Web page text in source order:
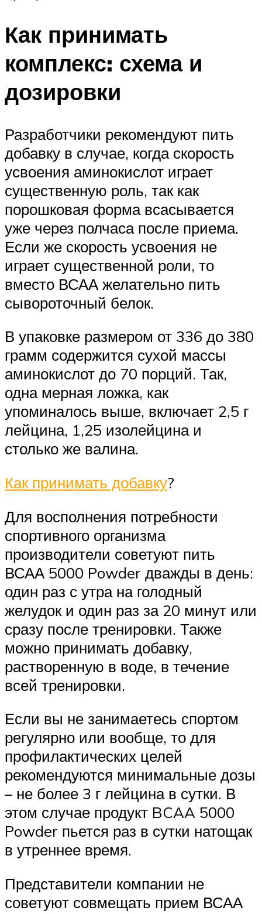
Как принимать
комплекс: схема и
дозировки
Разработчики рекомендуют пить
добавку в случае, когда скорость
усвоения аминокислот играет
существенную роль, так как
порошковая форма всасывается
уже через полчаса после приема.
Если же скорость усвоения не
играет существенной роли, то
вместо ВСАА желательно пить
сывороточный белок.
В упаковке размером от 336 до 380
грамм содержится сухой массы
аминокислот до 70 порций. Так,
одна мерная ложка, как
упоминалось выше, включает 2,5 г
лейцина, 1,25 изолейцина и
столько же валина.
Как принимать добавку?
Для восполнения потребности
спортивного организма
производители советуют пить
ВСАА 5000 Powder дважды в день:
один раз с утра на голодный
желудок и один раз за 20 минут или
сразу после тренировки. Также
можно принимать добавку,
растворенную в воде, в течение
всей тренировки.
Если вы не занимаетесь спортом
регулярно или вообще, то для
профилактических целей
рекомендуются минимальные дозы
– не более 3 г лейцина в сутки. В
этом случае продукт BCAA 5000
Powder пьется раз в сутки натощак
в утреннее время.
Представители компании не
советуют совмещать прием ВСАА